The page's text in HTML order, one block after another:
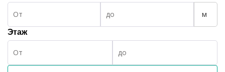
м
Этаж